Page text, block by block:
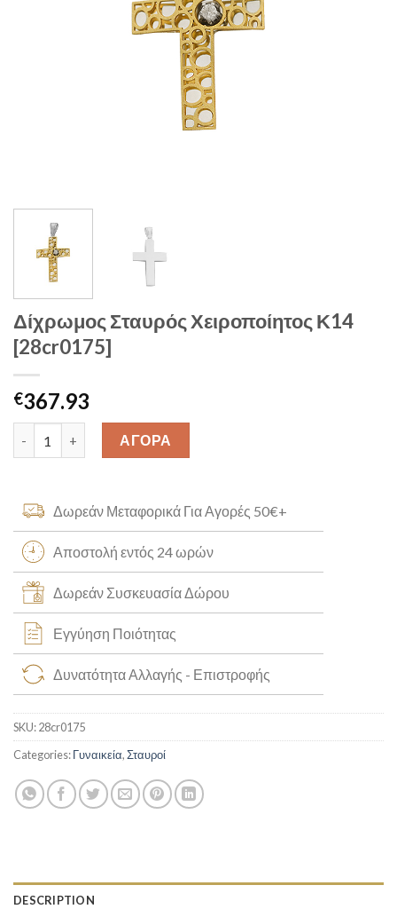
Δίχρωμος Σταυρός Χειροποίητος Κ14
[28cr0175]
€367.93
Δίχρωμος Σταυρός Χειροποίητος Κ14 [28cr0175] quantity
ΑΓΟΡΑ
Δωρεάν Μεταφορικά Για Αγορές 50€+
Αποστολή εντός 24 ωρών
Δωρεάν Συσκευασία Δώρου
Εγγύηση Ποιότητας
Δυνατότητα Αλλαγής - Επιστροφής
SKU:28cr0175
Categories:Γυναικεία,Σταυροί
DESCRIPTION